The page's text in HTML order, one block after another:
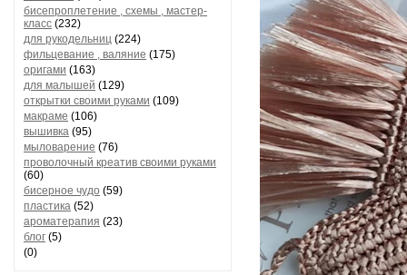
бисепроплетение , схемы , мастер-
класс (232)
для рукодельниц (224)
фильцевание , валяние (175)
оригами (163)
для малышей (129)
открытки своими руками (109)
макраме (106)
вышивка (95)
мыловарение (76)
проволочный креатив своими руками
(60)
бисерное чудо (59)
пластика (52)
ароматерапия (23)
блог (5)
(0)